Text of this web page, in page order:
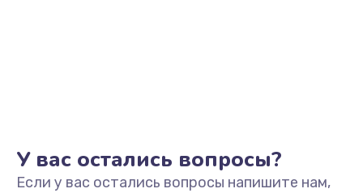
У вас остались вопросы?
Если у вас остались вопросы напишите нам,